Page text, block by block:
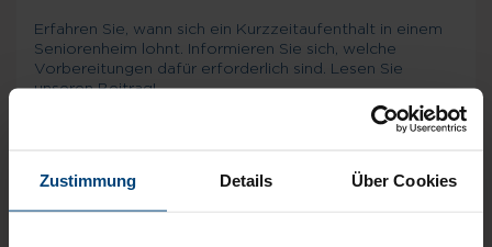
Zustimmung Details Über Cookies
Erfahren Sie, wann sich ein Kurzzeitaufenthalt in einem
Seniorenheim lohnt. Informieren Sie sich, welche
Vorbereitungen dafür erforderlich sind. Lesen Sie
unseren Beitrag!